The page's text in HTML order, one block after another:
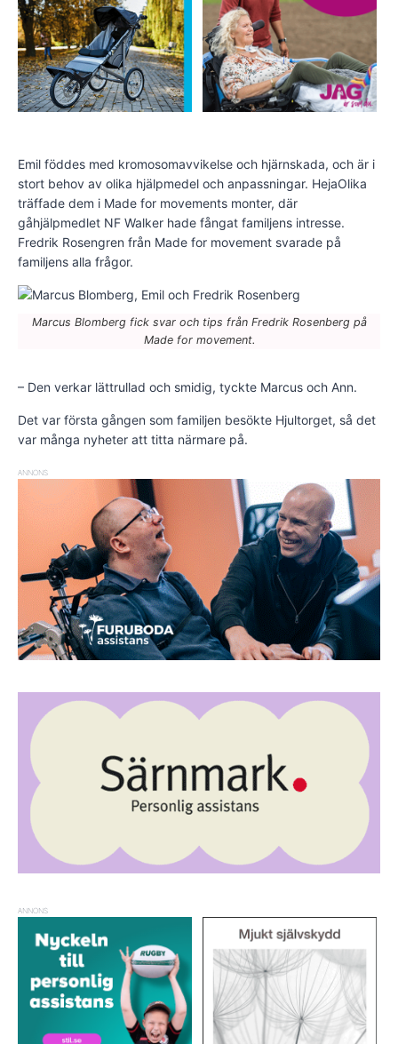
Emil föddes med kromosomavvikelse och hjärnskada, och är i
stort behov av olika hjälpmedel och anpassningar. HejaOlika
träffade dem i Made for movements monter, där
gåhjälpmedlet NF Walker hade fångat familjens intresse.
Fredrik Rosengren från Made for movement svarade på
familjens alla frågor.
Marcus Blomberg fick svar och tips från Fredrik Rosenberg på
Made for movement.
– Den verkar lättrullad och smidig, tyckte Marcus och Ann.
Det var första gången som familjen besökte Hjultorget, så det
var många nyheter att titta närmare på.
ANNONS
ANNONS